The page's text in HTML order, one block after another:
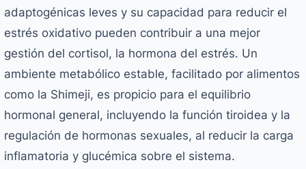
adaptogénicas leves y su capacidad para reducir el
estrés oxidativo pueden contribuir a una mejor
gestión del cortisol, la hormona del estrés. Un
ambiente metabólico estable, facilitado por alimentos
como la Shimeji, es propicio para el equilibrio
hormonal general, incluyendo la función tiroidea y la
regulación de hormonas sexuales, al reducir la carga
inflamatoria y glucémica sobre el sistema.